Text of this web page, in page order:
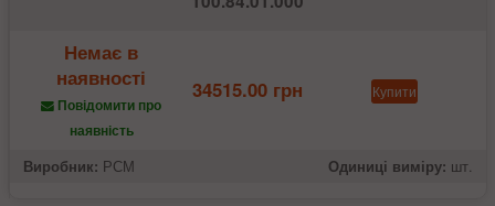
Немає в
наявності
Повідомити про
наявність
34515.00 грн Купити
Виробник: РСМ Одиниці виміру: шт.